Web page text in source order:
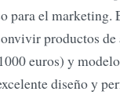
para el marketing.
productos
euros) y
diseño y